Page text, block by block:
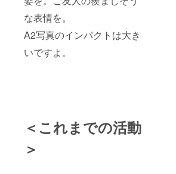
な表情を。
A2写真のインパクトは大き
いですよ。
＜これまでの活動
＞